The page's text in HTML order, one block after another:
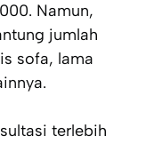
Namun,
jumlah
sofa, lama
terlebih